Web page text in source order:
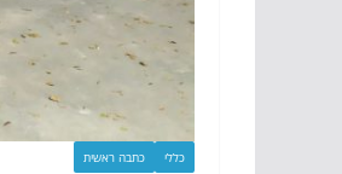
כללי כתבה ראשית